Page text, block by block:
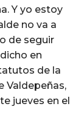
Y yo estoy
no va a
de seguir
en
de la
Valdepeñas,
jueves en el